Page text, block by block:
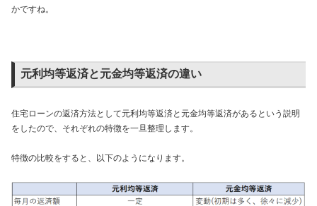
かですね。
元利均等返済と元金均等返済の違い
住宅ローンの返済方法として元利均等返済と元金均等返済があるという説明
をしたので、それぞれの特徴を一旦整理します。
特徴の比較をすると、以下のようになります。